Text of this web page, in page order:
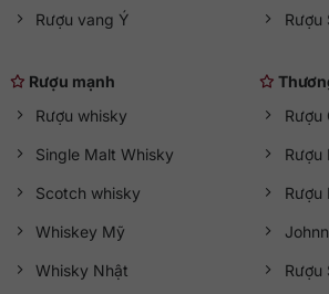
Rượu vang Ý Rượu
Rượu mạnh
Rượu whisky
Single Malt Whisky
Scotch whisky
Whiskey Mỹ
Whisky Nhật
Rượu
Rượu
Rượu
Rượu